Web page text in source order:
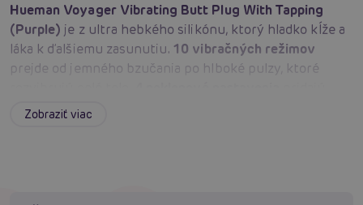
Hueman Voyager Vibrating Butt Plug With Tapping
(Purple) je z ultra hebkého silikónu, ktorý hladko kĺže a
láka k ďalšiemu zasunutiu. 10 vibračných režimov
prejde od jemného bzučania po hlboké pulzy, ktoré
rytmus – ťukajú, šteklia a gradujú napätie až do finiša.
Zobraziť viac